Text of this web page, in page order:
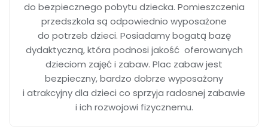
do bezpiecznego pobytu dziecka. Pomieszczenia
przedszkola są odpowiednio wyposażone
do potrzeb dzieci. Posiadamy bogatą bazę
dydaktyczną, która podnosi jakość oferowanych
dzieciom zajęć i zabaw. Plac zabaw jest
bezpieczny, bardzo dobrze wyposażony
i atrakcyjny dla dzieci co sprzyja radosnej zabawie
i ich rozwojowi fizycznemu.